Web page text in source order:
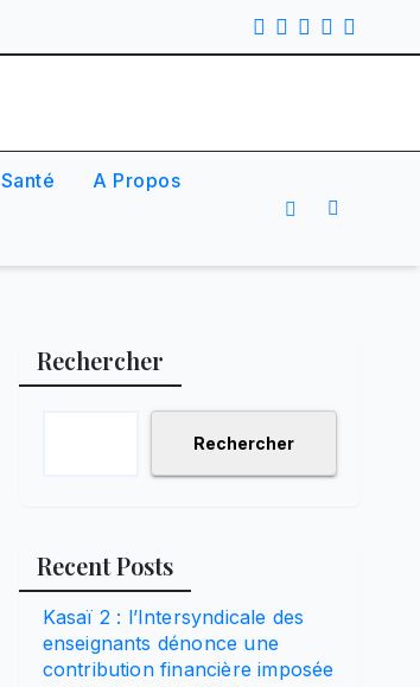
Santé A Propos
Rechercher
Rechercher
Recent Posts
Kasaï 2 : l’Intersyndicale des
enseignants dénonce une
contribution financière imposée